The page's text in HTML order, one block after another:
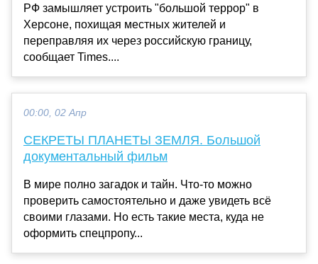
РФ замышляет устроить "большой террор" в
Херсоне, похищая местных жителей и
переправляя их через российскую границу,
сообщает Times....
00:00, 02 Апр
СЕКРЕТЫ ПЛАНЕТЫ ЗЕМЛЯ. Большой
документальный фильм
В мире полно загадок и тайн. Что-то можно
проверить самостоятельно и даже увидеть всё
своими глазами. Но есть такие места, куда не
оформить спецпропу...